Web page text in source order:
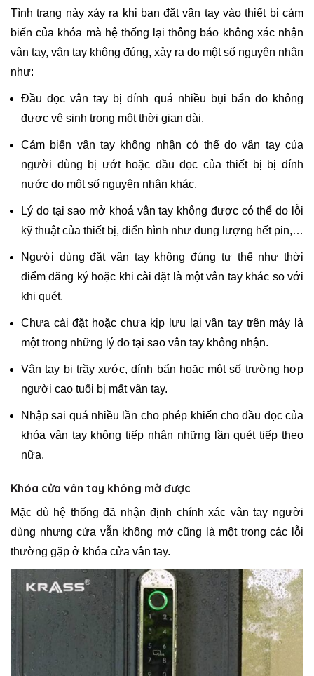
Tình trạng này xảy ra khi bạn đặt vân tay vào thiết bị cảm
biến của khóa mà hệ thống lại thông báo không xác nhận
vân tay, vân tay không đúng, xảy ra do một số nguyên nhân
như:
Đầu đọc vân tay bị dính quá nhiều bụi bẩn do không
được vệ sinh trong một thời gian dài.
Cảm biến vân tay không nhận có thể do vân tay của
người dùng bị ướt hoặc đầu đọc của thiết bị bị dính
nước do một số nguyên nhân khác.
Lý do tại sao mở khoá vân tay không được có thể do lỗi
kỹ thuật của thiết bị, điển hình như dung lượng hết pin,…
Người dùng đặt vân tay không đúng tư thế như thời
điểm đăng ký hoặc khi cài đặt là một vân tay khác so với
khi quét.
Chưa cài đặt hoặc chưa kịp lưu lại vân tay trên máy là
một trong những lý do tại sao vân tay không nhận.
Vân tay bị trầy xước, dính bẩn hoặc một số trường hợp
người cao tuổi bị mất vân tay.
Nhập sai quá nhiều lần cho phép khiến cho đầu đọc của
khóa vân tay không tiếp nhận những lần quét tiếp theo
nữa.
Khóa cửa vân tay không mở được
Mặc dù hệ thống đã nhận định chính xác vân tay người
dùng nhưng cửa vẫn không mở cũng là một trong các lỗi
thường gặp ở khóa cửa vân tay.